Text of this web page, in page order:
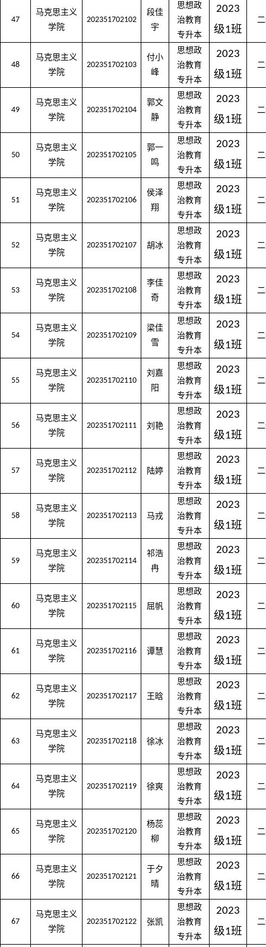
47
马克思主义
学院
202351702102
段佳
宇
思想政
治教育
专升本
2023
级1班
48
马克思主义
学院
202351702103
付小
峰
思想政
治教育
专升本
2023
级1班
49
马克思主义
学院
202351702104
郭文
静
思想政
治教育
专升本
2023
级1班
50
马克思主义
学院
202351702105
郭一
鸣
思想政
治教育
专升本
2023
级1班
51
马克思主义
学院
202351702106
侯泽
翔
思想政
治教育
专升本
2023
级1班
52
马克思主义
学院
202351702107 胡冰
思想政
治教育
专升本
2023
级1班
53
马克思主义
学院
202351702108
李佳
奇
思想政
治教育
专升本
2023
级1班
54
马克思主义
学院
202351702109
梁佳
雪
思想政
治教育
专升本
2023
级1班
55
马克思主义
学院
202351702110
刘嘉
阳
思想政
治教育
专升本
2023
级1班
56
马克思主义
学院
202351702111 刘艳
思想政
治教育
专升本
2023
级1班
57
马克思主义
学院
202351702112 陆婷
思想政
治教育
专升本
2023
级1班
58
马克思主义
学院
202351702113 马戎
思想政
治教育
专升本
2023
级1班
59
马克思主义
学院
202351702114
祁浩
冉
思想政
治教育
专升本
2023
级1班
60
马克思主义
学院
202351702115 屈帆
思想政
治教育
专升本
2023
级1班
61
马克思主义
学院
202351702116 谭慧
思想政
治教育
专升本
2023
级1班
62
马克思主义
学院
202351702117 王晗
思想政
治教育
专升本
2023
级1班
63
马克思主义
学院
202351702118 徐冰
思想政
治教育
专升本
2023
级1班
64
马克思主义
学院
202351702119 徐爽
思想政
治教育
专升本
2023
级1班
65
马克思主义
学院
202351702120
杨蕊
柳
思想政
治教育
专升本
2023
级1班
66
马克思主义
学院
202351702121
于夕
晴
思想政
治教育
专升本
2023
级1班
67
马克思主义
学院
202351702122 张凯
思想政
治教育
专升本
2023
级1班